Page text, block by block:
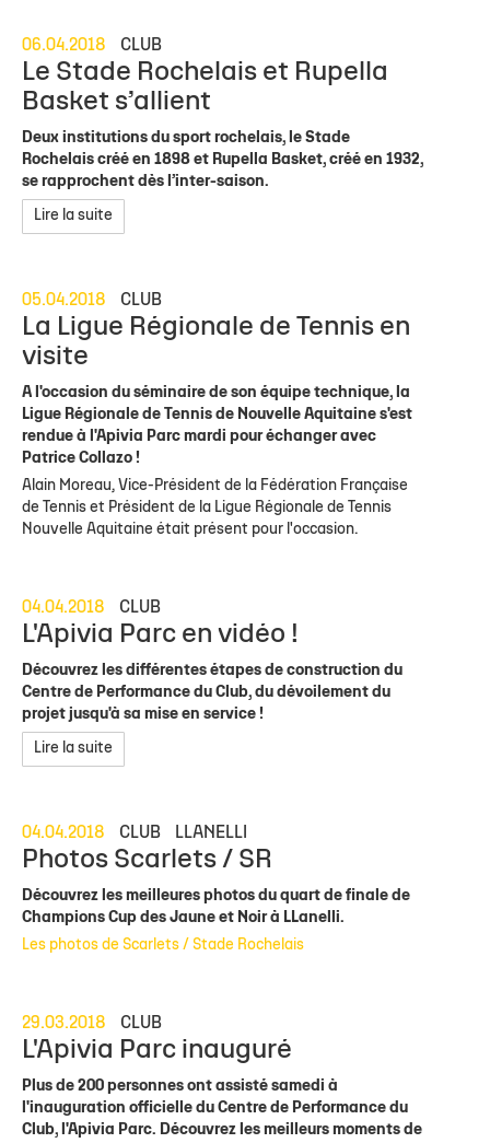
06.04.2018 CLUB
Le Stade Rochelais et Rupella
Basket s’allient
Deux institutions du sport rochelais, le Stade
Rochelais créé en 1898 et Rupella Basket, créé en 1932,
se rapprochent dès l’inter-saison.
Lire la suite
05.04.2018 CLUB
La Ligue Régionale de Tennis en
visite
A l'occasion du séminaire de son équipe technique, la
Ligue Régionale de Tennis de Nouvelle Aquitaine s'est
rendue à l'Apivia Parc mardi pour échanger avec
Patrice Collazo !
Alain Moreau, Vice-Président de la Fédération Française
de Tennis et Président de la Ligue Régionale de Tennis
Nouvelle Aquitaine était présent pour l'occasion.
04.04.2018 CLUB
L'Apivia Parc en vidéo !
Découvrez les différentes étapes de construction du
Centre de Performance du Club, du dévoilement du
projet jusqu'à sa mise en service !
Lire la suite
04.04.2018 CLUB LLANELLI
Photos Scarlets / SR
Découvrez les meilleures photos du quart de finale de
Champions Cup des Jaune et Noir à LLanelli.
Les photos de Scarlets / Stade Rochelais
29.03.2018 CLUB
L'Apivia Parc inauguré
Plus de 200 personnes ont assisté samedi à
l'inauguration officielle du Centre de Performance du
Club, l'Apivia Parc. Découvrez les meilleurs moments de